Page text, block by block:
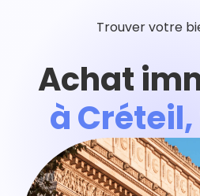
Trouver votre
Achat
à